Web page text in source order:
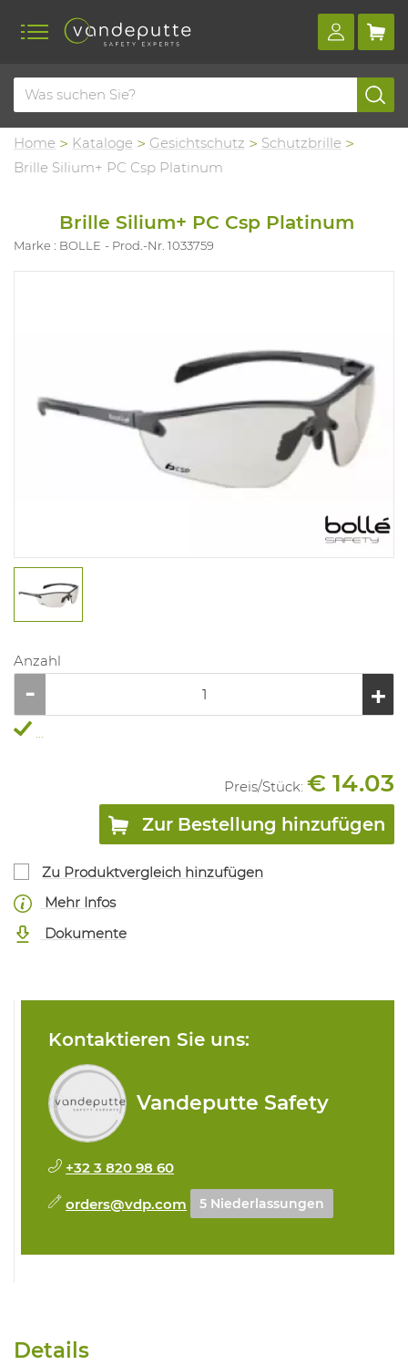
Home Kataloge Gesichtschutz
Schutzbrille
Brille Silium+ PC Csp Platinum
Brille Silium+ PC Csp Platinum
Marke : BOLLE Prod.-Nr. 1033759
Anzahl
...
Preis/Stück: € 14.03
Zur Bestellung hinzufügen
Zu Produktvergleich hinzufügen
Mehr Infos
Dokumente
Kontaktieren Sie uns:
Vandeputte Safety
+32 3 820 98 60
orders@vdp.com 5 Niederlassungen
Details